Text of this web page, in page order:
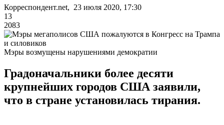
Корреспондент.net, 23 июля 2020, 17:30
13
2083
Мэры возмущены нарушениями демократии
Градоначальники более десяти
крупнейших городов США заявили,
что в стране установилась тирания.